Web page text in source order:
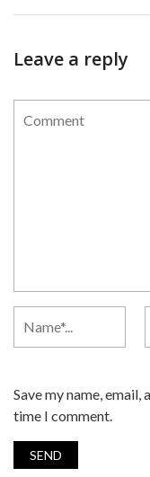
Leave a reply
Save my name,
time I comment.